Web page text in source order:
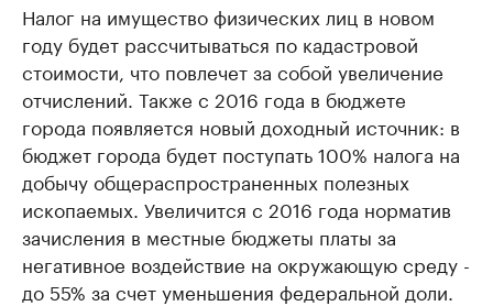
Налог на имущество физических лиц в новом
году будет рассчитываться по кадастровой
стоимости, что повлечет за собой увеличение
отчислений. Также с 2016 года в бюджете
города появляется новый доходный источник: в
бюджет города будет поступать 100% налога на
добычу общераспространенных полезных
ископаемых. Увеличится с 2016 года норматив
зачисления в местные бюджеты платы за
негативное воздействие на окружающую среду -
до 55% за счет уменьшения федеральной доли.